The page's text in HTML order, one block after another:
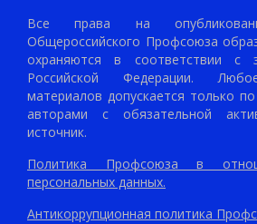
Все права на
Общероссийского Профсоюза
охраняются в соответствии с
Российской Федерации.
материалов допускается только
авторами с обязательной
источник.
Политика Профсоюза в
персональных данных.
Антикоррупционная политика